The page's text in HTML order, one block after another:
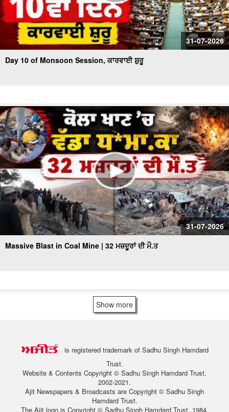
31-07-2026
Day 10 of Monsoon Session, ਕਾਰਵਾਈ ਸ਼ੁਰੂ
31-07-2026
Massive Blast in Coal Mine | 32 ਮਜ਼ਦੂਰਾਂ ਦੀ ਮੌ.ਤ
Show more
is registered trademark of Sadhu Singh Hamdard
Trust.
Website & Contents Copyright © Sadhu Singh Hamdard Trust,
2002-2021.
Ajit Newspapers & Broadcasts are Copyright © Sadhu Singh
Hamdard Trust.
The Ajit logo is Copyright © Sadhu Singh Hamdard Trust, 1984.